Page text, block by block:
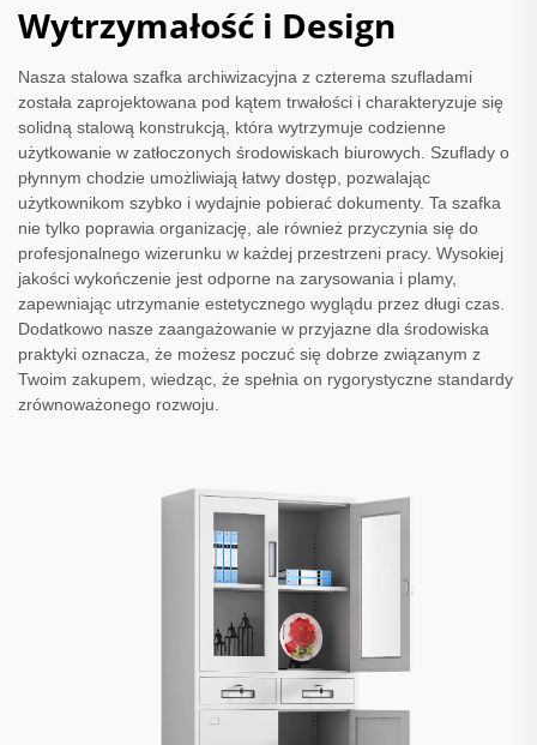
Wytrzymałość i Design
Nasza stalowa szafka archiwizacyjna z czterema szufladami
została zaprojektowana pod kątem trwałości i charakteryzuje się
solidną stalową konstrukcją, która wytrzymuje codzienne
użytkowanie w zatłoczonych środowiskach biurowych. Szuflady o
płynnym chodzie umożliwiają łatwy dostęp, pozwalając
użytkownikom szybko i wydajnie pobierać dokumenty. Ta szafka
nie tylko poprawia organizację, ale również przyczynia się do
profesjonalnego wizerunku w każdej przestrzeni pracy. Wysokiej
jakości wykończenie jest odporne na zarysowania i plamy,
zapewniając utrzymanie estetycznego wyglądu przez długi czas.
Dodatkowo nasze zaangażowanie w przyjazne dla środowiska
praktyki oznacza, że możesz poczuć się dobrze związanym z
Twoim zakupem, wiedząc, że spełnia on rygorystyczne standardy
zrównoważonego rozwoju.